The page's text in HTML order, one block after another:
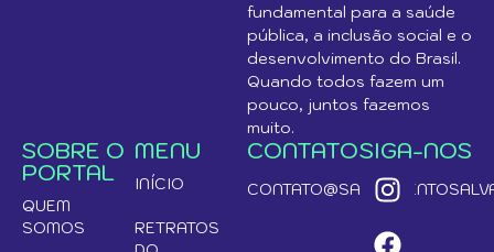
fundamental para a saúde
pública, a inclusão social e o
desenvolvimento do Brasil.
Quando todos fazem um
pouco, juntos fazemos
muito.
SOBRE O
PORTAL
QUEM
SOMOS
MENU
INÍCIO
RETRATOS
CONTATOSIGA-NOS